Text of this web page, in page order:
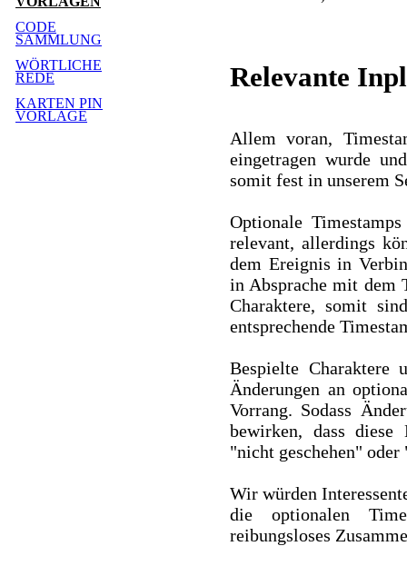
CODE
SAMMLUNG
WÖRTLICHE
REDE
KARTEN PIN
VORLAGE
Relevante
Allem voran,
eingetragen wurde
somit fest in unserem
Optionale
relevant, allerdings
dem Ereignis in
in Absprache mit dem
Charaktere, somit
entsprechende
Bespielte Charaktere
Änderungen an
Vorrang. Sodass
bewirken, dass diese
"nicht geschehen" oder
Wir würden
die optionalen
reibungsloses